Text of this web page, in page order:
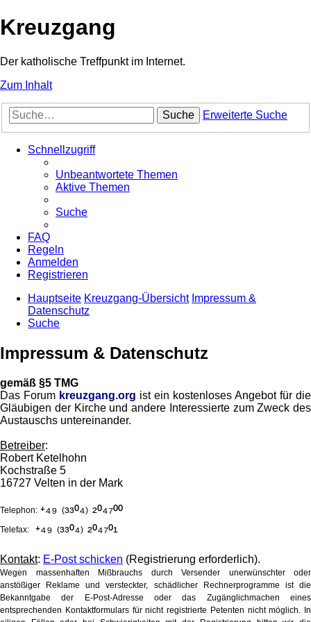
Kreuzgang
Der katholische Treffpunkt im Internet.
Zum Inhalt
Suche Erweiterte Suche
Schnellzugriff
Unbeantwortete Themen
Aktive Themen
Suche
FAQ
Regeln
Anmelden
Registrieren
Hauptseite Kreuzgang-Übersicht Impressum &
Datenschutz
Suche
Impressum & Datenschutz
gemäß §5 TMG
Das Forum kreuzgang.org ist ein kostenloses Angebot für die
Gläubigen der Kirche und andere Interessierte zum Zweck des
Austauschs untereinander.
Betreiber:
Robert Ketelhohn
Kochstraße 5
16727 Velten in der Mark
Telephon: ⁺⁴⁹ (³³⁰⁴) ²⁰⁴⁷⁰⁰
Telefax: ⁺⁴⁹ (³³⁰⁴) ²⁰⁴⁷⁰¹
Kontakt: E-Post schicken (Registrierung erforderlich).
Wegen massenhaften Mißbrauchs durch Versender unerwünschter oder
anstößiger Reklame und versteckter, schädlicher Rechnerprogramme ist die
Bekanntgabe der E-Post-Adresse oder das Zugänglichmachen eines
entsprechenden Kontaktformulars für nicht registrierte Petenten nicht möglich. In